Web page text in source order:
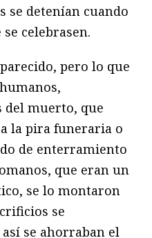
se detenían cuando
celebrasen.
pero lo que
del muerto, que
la pira funeraria o
de enterramiento
que eran un
se lo montaron
se
se ahorraban el